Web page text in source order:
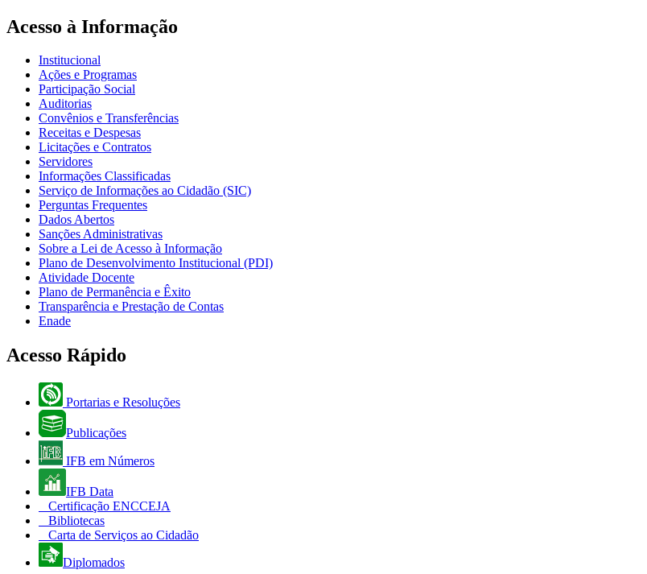
Acesso à Informação
Institucional
Ações e Programas
Participação Social
Auditorias
Convênios e Transferências
Receitas e Despesas
Licitações e Contratos
Servidores
Informações Classificadas
Serviço de Informações ao Cidadão (SIC)
Perguntas Frequentes
Dados Abertos
Sanções Administrativas
Sobre a Lei de Acesso à Informação
Plano de Desenvolvimento Institucional (PDI)
Atividade Docente
Plano de Permanência e Êxito
Transparência e Prestação de Contas
Enade
Acesso Rápido
Portarias e Resoluções
Publicações
IFB em Números
IFB Data
Certificação ENCCEJA
Bibliotecas
Carta de Serviços ao Cidadão
Diplomados